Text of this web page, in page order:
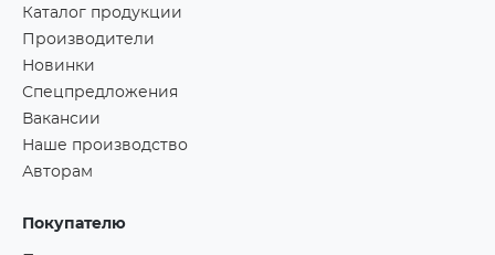
Каталог продукции
Производители
Новинки
Спецпредложения
Вакансии
Наше производство
Авторам
Покупателю